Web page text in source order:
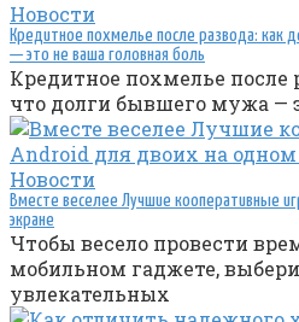
Новости
Кредитное похмелье после развода: как
— это не ваша головная боль
Кредитное похмелье после
что долги бывшего мужа —
Новости
Вместе веселее Лучшие кооперативные
экране
Чтобы весело провести
мобильном гаджете,
увлекательных